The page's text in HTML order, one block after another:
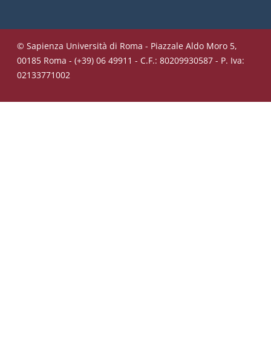
© Sapienza Università di Roma - Piazzale Aldo Moro 5,
00185 Roma - (+39) 06 49911 - C.F.: 80209930587 - P. Iva:
02133771002